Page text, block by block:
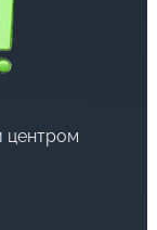
центром